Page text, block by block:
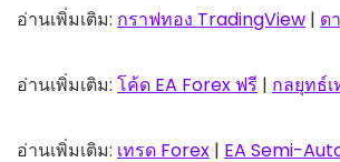
อ่านเพิ่มเติม: กราฟทอง TradingView | ด
อ่านเพิ่มเติม: โค้ด EA Forex ฟรี | กลยุทธ์
อ่านเพิ่มเติม: เทรด Forex | EA Semi-